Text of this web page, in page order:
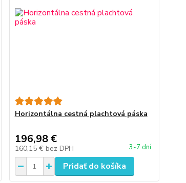
Horizontálna cestná plachtová páska
196,98 €
160,15 € bez DPH 3-7 dní
Pridať do košíka